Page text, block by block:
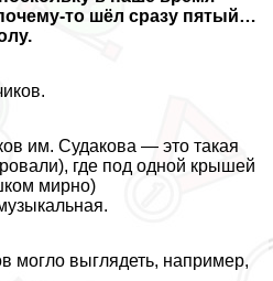
то шёл сразу пятый…
им. Судакова — это такая
где под одной крышей
мирно)
могло выглядеть, например,